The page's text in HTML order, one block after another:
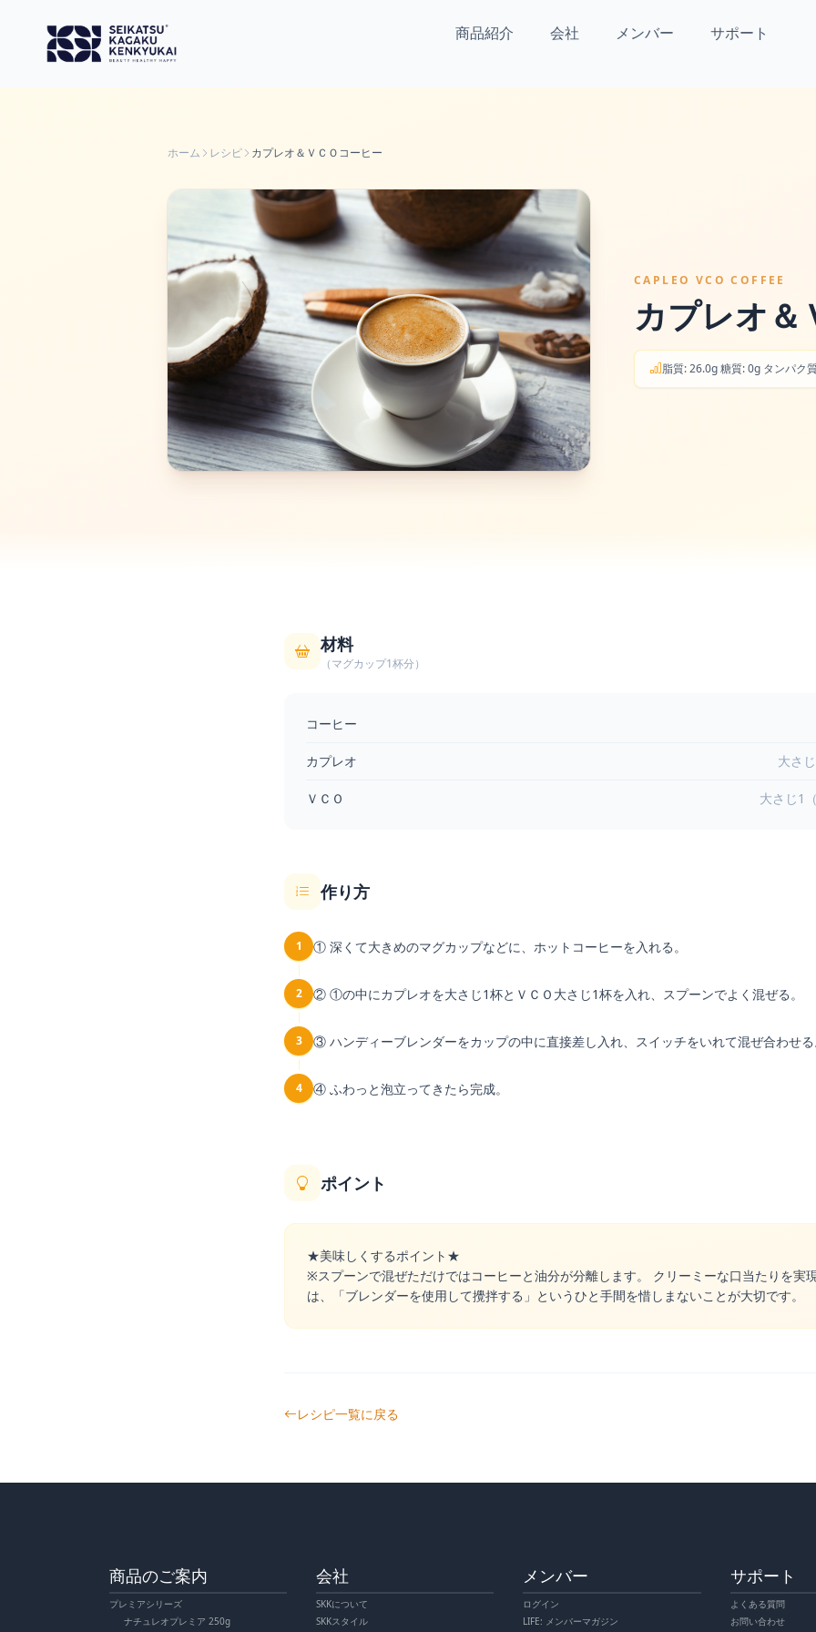
商品紹介 会社 メンバー サポート
ホーム レシピ カプレオ＆ＶＣＯコーヒー
CAPLEO VCO COFFEE
カプレオ＆
脂質: 26.0g 糖質: 0g タンパク
材料
（マグカップ1杯分）
コーヒー
カプレオ 大さ
ＶＣＯ 大さじ1
作り方
1 ① 深くて大きめのマグカップなどに、ホットコーヒーを入れる。
2 ② ①の中にカプレオを大さじ1杯とＶＣＯ大さじ1杯を入れ、スプーンでよく混ぜる。
3 ③ ハンディーブレンダーをカップの中に直接差し入れ、スイッチをいれて混ぜ合わせ
4 ④ ふわっと泡立ってきたら完成。
ポイント
★美味しくするポイント★
※スプーンで混ぜただけではコーヒーと油分が分離します。 クリーミーな口当たりを実
は、「ブレンダーを使用して攪拌する」というひと手間を惜しまないことが大切です。
レシピ一覧に戻る
商品のご案内
プレミアシリーズ
ナチュレオプレミア 250g
会社
SKKについて
SKKスタイル
メンバー
ログイン
LIFE: メンバーマガジン
サポート
よくある質問
お問い合わせ